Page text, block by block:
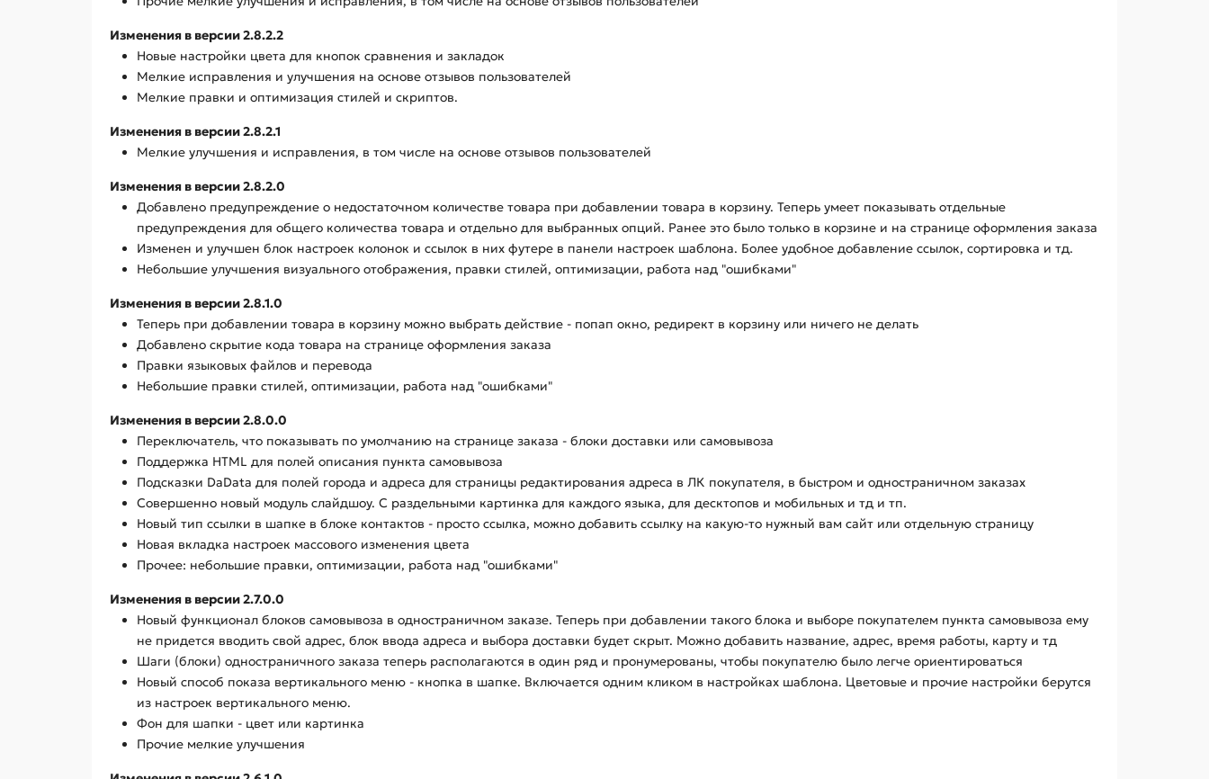
Изменения в версии 2.8.2.2
Новые настройки цвета для кнопок сравнения и закладок
Мелкие исправления и улучшения на основе отзывов пользователей
Мелкие правки и оптимизация стилей и скриптов.
Изменения в версии 2.8.2.1
Мелкие улучшения и исправления, в том числе на основе отзывов пользователей
Изменения в версии 2.8.2.0
Добавлено предупреждение о недостаточном количестве товара при добавлении товара в корзину. Теперь умеет показывать отдельные
предупреждения для общего количества товара и отдельно для выбранных опций. Ранее это было только в корзине и на странице оформления заказа
Изменен и улучшен блок настроек колонок и ссылок в них футере в панели настроек шаблона. Более удобное добавление ссылок, сортировка и тд.
Небольшие улучшения визуального отображения, правки стилей, оптимизации, работа над "ошибками"
Изменения в версии 2.8.1.0
Теперь при добавлении товара в корзину можно выбрать действие - попап окно, редирект в корзину или ничего не делать
Добавлено скрытие кода товара на странице оформления заказа
Правки языковых файлов и перевода
Небольшие правки стилей, оптимизации, работа над "ошибками"
Изменения в версии 2.8.0.0
Переключатель, что показывать по умолчанию на странице заказа - блоки доставки или самовывоза
Поддержка HTML для полей описания пункта самовывоза
Подсказки DaData для полей города и адреса для страницы редактирования адреса в ЛК покупателя, в быстром и одностраничном заказах
Совершенно новый модуль слайдшоу. С раздельными картинка для каждого языка, для десктопов и мобильных и тд и тп.
Новый тип ссылки в шапке в блоке контактов - просто ссылка, можно добавить ссылку на какую-то нужный вам сайт или отдельную страницу
Новая вкладка настроек массового изменения цвета
Прочее: небольшие правки, оптимизации, работа над "ошибками"
Изменения в версии 2.7.0.0
Новый функционал блоков самовывоза в одностраничном заказе. Теперь при добавлении такого блока и выборе покупателем пункта самовывоза ему
не придется вводить свой адрес, блок ввода адреса и выбора доставки будет скрыт. Можно добавить название, адрес, время работы, карту и тд
Шаги (блоки) одностраничного заказа теперь располагаются в один ряд и пронумерованы, чтобы покупателю было легче ориентироваться
Новый способ показа вертикального меню - кнопка в шапке. Включается одним кликом в настройках шаблона. Цветовые и прочие настройки берутся
из настроек вертикального меню.
Фон для шапки - цвет или картинка
Прочие мелкие улучшения